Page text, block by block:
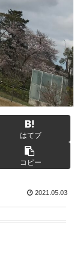
はてブ
コピー
2021.05.03